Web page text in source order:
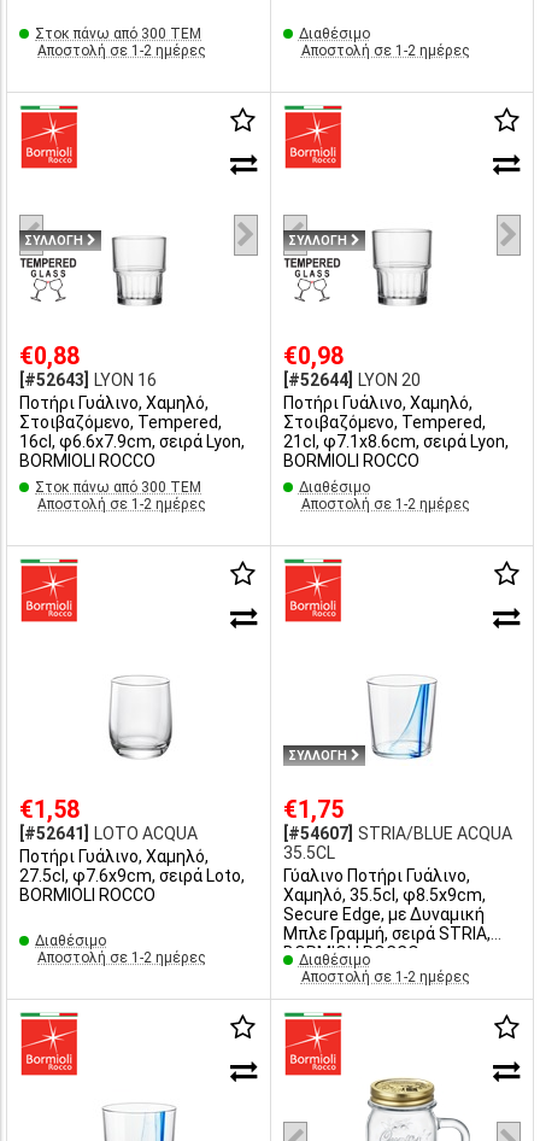
Στοκ πάνω από 300 ΤΕΜ
Αποστολή σε 1-2 ημέρες
Διαθέσιμο
Αποστολή σε 1-2 ημέρες
ΣΥΛΛΟΓΗ
€0,88
[#52643]
LYON 16
Ποτήρι Γυάλινο, Χαμηλό,
Στοιβαζόμενο, Tempered,
16cl, φ6.6x7.9cm, σειρά Lyon,
BORMIOLI ROCCO
Στοκ πάνω από 300 ΤΕΜ
Αποστολή σε 1-2 ημέρες
ΣΥΛΛΟΓΗ
€0,98
[#52644]
LYON 20
Ποτήρι Γυάλινο, Χαμηλό,
Στοιβαζόμενο, Tempered,
21cl, φ7.1x8.6cm, σειρά Lyon,
BORMIOLI ROCCO
Διαθέσιμο
Αποστολή σε 1-2 ημέρες
€1,58
[#52641]
LOTO ACQUA
Ποτήρι Γυάλινο, Χαμηλό,
27.5cl, φ7.6x9cm, σειρά Loto,
BORMIOLI ROCCO
Διαθέσιμο
Αποστολή σε 1-2 ημέρες
ΣΥΛΛΟΓΗ
€1,75
[#54607] STRIA/BLUE ACQUA
35.5CL
Γύαλινο Ποτήρι Γυάλινο,
Χαμηλό, 35.5cl, φ8.5x9cm,
Secure Edge, με Δυναμική
Μπλε Γραμμή, σειρά STRIA,
BORMIOLI ROCCO
Διαθέσιμο
Αποστολή σε 1-2 ημέρες